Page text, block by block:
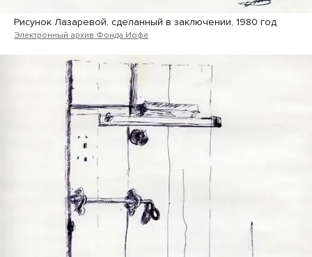
Рисунок Лазаревой, сделанный в заключении, 1980 год
Электронный архив Фонда Иофе